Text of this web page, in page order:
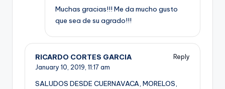
Muchas gracias!!! Me da mucho gusto
que sea de su agrado!!!
RICARDO CORTES GARCIA
Reply
January 10, 2019, 11:17 am
SALUDOS DESDE CUERNAVACA, MORELOS,